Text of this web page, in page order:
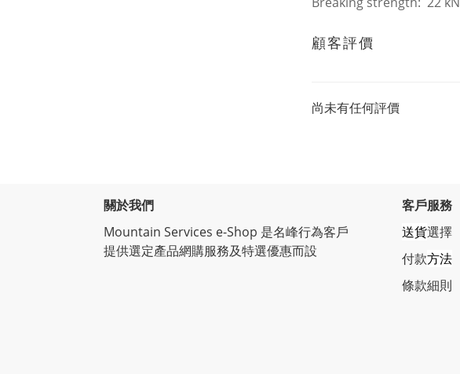
顧客評價
尚未有任何評價
關於我們
Mountain Services e-Shop 是名峰行為客戶
提供選定產品網購服務及特選優惠而設
客戶服務
送貨選擇
付款方法
條款細則